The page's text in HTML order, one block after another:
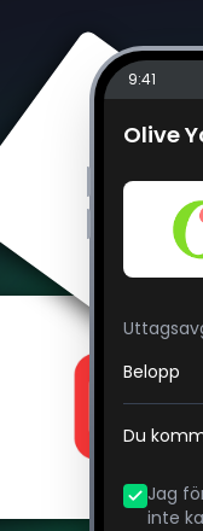
9:41
Olive
Belopp
Du
Jag
inte